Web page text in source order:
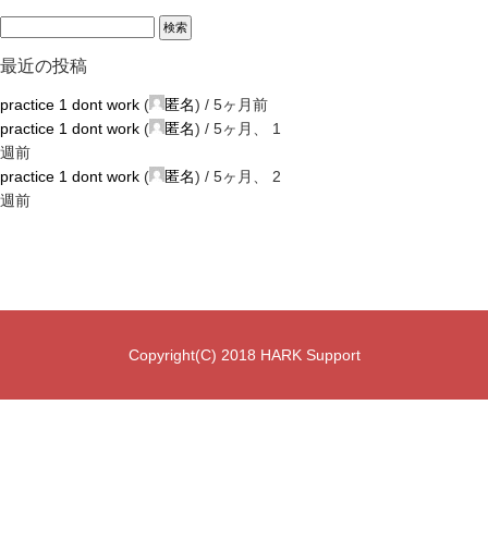
最近の投稿
practice 1 dont work ( 匿名) / 5ヶ月前
practice 1 dont work ( 匿名) / 5ヶ月、 1
週前
practice 1 dont work ( 匿名) / 5ヶ月、 2
週前
Copyright(C) 2018 HARK Support